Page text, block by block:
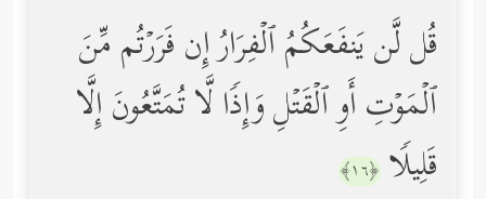
قُل لَّن یَنفَعَكُمُ ٱلۡفِرَارُ إِن فَرَرۡتُم مِّنَ
ٱلۡمَوۡتِ أَوِ ٱلۡقَتۡلِ وَإِذࣰا لَّا تُمَتَّعُونَ إِلَّا
قَلِیلࣰا ﴿١٦﴾